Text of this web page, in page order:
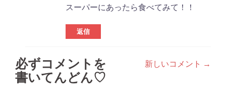
スーパーにあったら食べてみて！！
返信
コ
メ
新しいコメント →
必ずコメントを
書いてんどん♡